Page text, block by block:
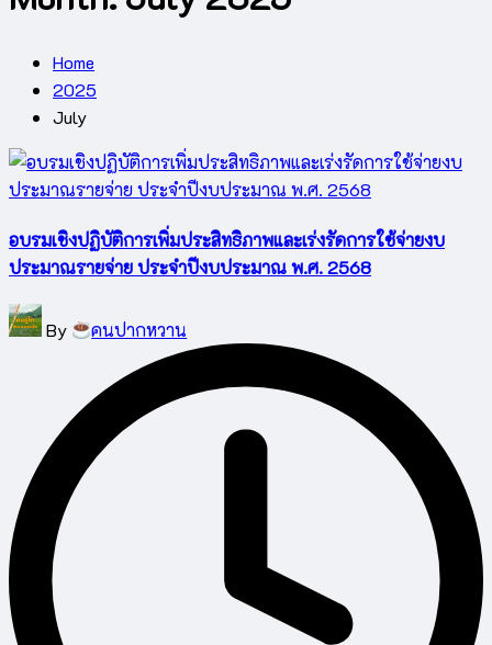
Home
2025
July
อบรมเชิงปฏิบัติการเพิ่มประสิทธิภาพและเร่งรัดการใช้จ่ายงบ
ประมาณรายจ่าย ประจำปีงบประมาณ พ.ศ. 2568
Posted
by
By คนปากหวาน